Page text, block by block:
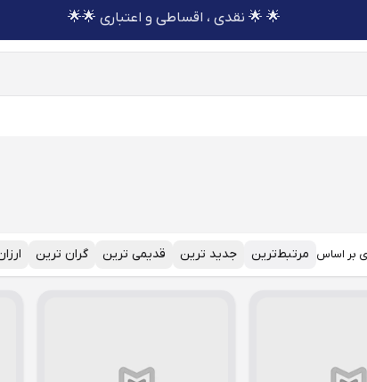
🌟 🌟 نقدی ، اقساطی و اعتباری 🌟🌟
بر اساس مرتبط‌ترین جدید ترین قدیمی ترین گران ترین